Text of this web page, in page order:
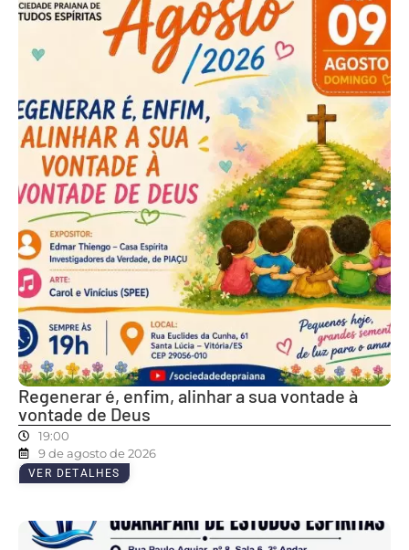
Regenerar é, enfim, alinhar a sua vontade à
vontade de Deus
19:00
9 de agosto de 2026
VER DETALHES